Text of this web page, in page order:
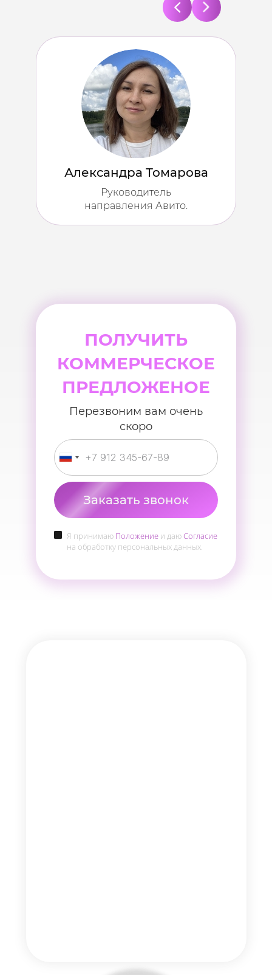
Александра Томарова
Руководитель
направления Авито.
ПОЛУЧИТЬ
КОММЕРЧЕСКОЕ
ПРЕДЛОЖЕНОЕ
Перезвоним вам очень
скоро
Заказать звонок
Я принимаю Положение и даюСогласие
на обработку персональных данных.